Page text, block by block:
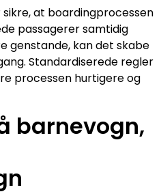
at boardingprocessen
passagerer samtidig
genstande, kan det skabe
Standardiserede regler
processen hurtigere og
barnevogn,